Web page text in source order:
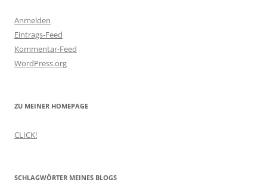
Anmelden
Eintrags-Feed
Kommentar-Feed
WordPress.org
ZU MEINER HOMEPAGE
CLICK!
SCHLAGWÖRTER MEINES BLOGS